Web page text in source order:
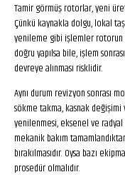
Tamir görmüş rotorlar, yeni
Çünkü kaynakla dolgu, lokal
yenileme gibi işlemler rotorun
doğru yapılsa bile, işlem
devreye alınması risklidir.
Aynı durum revizyon sonrası
sökme takma, kasnak
yenilenmesi, eksenel ve radyal
mekanik bakım
bırakılmasıdır. Oysa bazı
prosedür olmalıdır.